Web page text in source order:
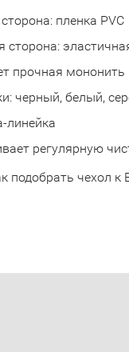
пленка PVC
сторона:
прочная мононить
черный, белый,
линейка
регулярную
подобрать чехол